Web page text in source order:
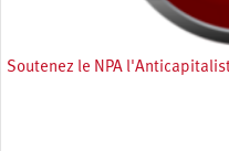
Soutenez le NPA